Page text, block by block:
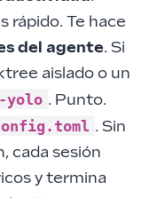
rápido. Te hace
del agente. Si
aislado o un
yolo . Punto.
. Sin
cada sesión
y termina